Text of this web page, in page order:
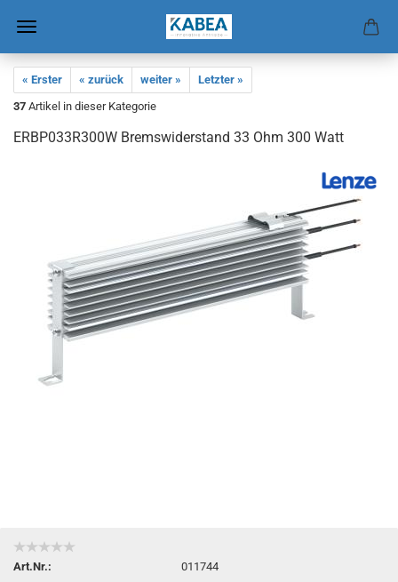
« Erster « zurück weiter »
Letzter »
37 Artikel in dieser Kategorie
ERBP033R300W Brems­wi­der­stand 33 Ohm 300 Watt
Art.Nr.:
011744